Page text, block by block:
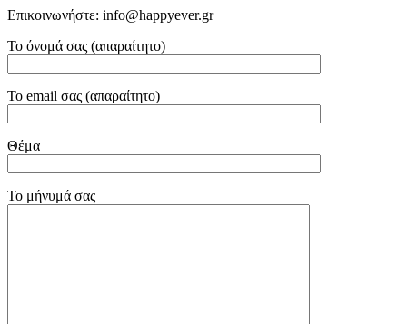
Επικοινωνήστε: info@happyever.gr
Το όνομά σας (απαραίτητο)
Το email σας (απαραίτητο)
Θέμα
Το μήνυμά σας